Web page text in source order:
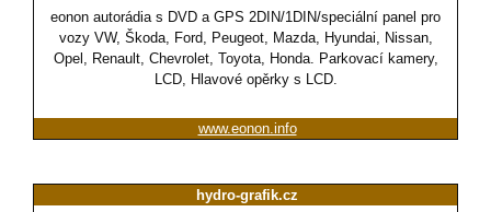
eonon autorádia s DVD a GPS 2DIN/1DIN/speciální panel pro
vozy VW, Škoda, Ford, Peugeot, Mazda, Hyundai, Nissan,
Opel, Renault, Chevrolet, Toyota, Honda. Parkovací kamery,
LCD, Hlavové opěrky s LCD.
www.eonon.info
hydro-grafik.cz